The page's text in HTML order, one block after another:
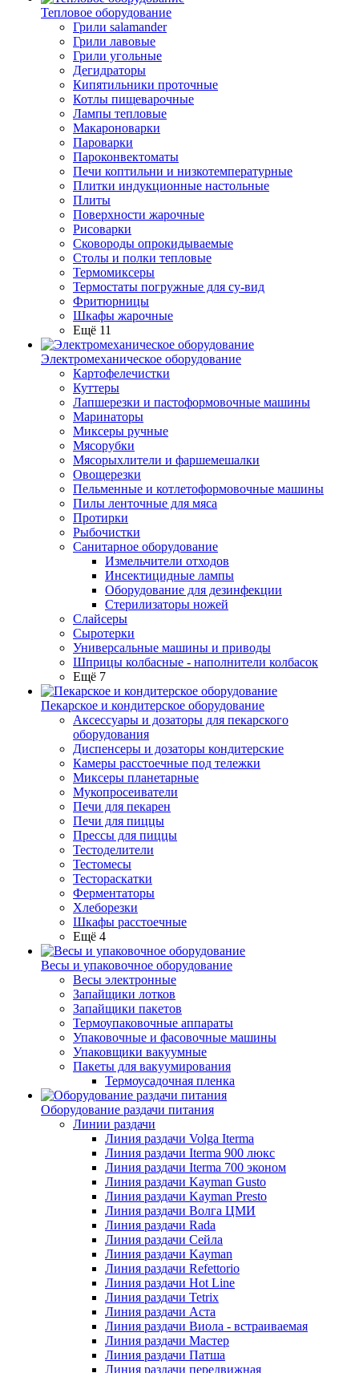
Тепловое оборудование
Грили salamander
Грили лавовые
Грили угольные
Дегидраторы
Кипятильники проточные
Котлы пищеварочные
Лампы тепловые
Макароноварки
Пароварки
Пароконвектоматы
Печи коптильни и низкотемпературные
Плитки индукционные настольные
Плиты
Поверхности жарочные
Рисоварки
Сковороды опрокидываемые
Столы и полки тепловые
Термомиксеры
Термостаты погружные для су-вид
Фритюрницы
Шкафы жарочные
Ещё 11
Электромеханическое оборудование
Картофелечистки
Куттеры
Лапшерезки и пастоформовочные машины
Маринаторы
Миксеры ручные
Мясорубки
Мясорыхлители и фаршемешалки
Овощерезки
Пельменные и котлетоформовочные машины
Пилы ленточные для мяса
Протирки
Рыбочистки
Санитарное оборудование
Измельчители отходов
Инсектицидные лампы
Оборудование для дезинфекции
Стерилизаторы ножей
Слайсеры
Сыротерки
Универсальные машины и приводы
Шприцы колбасные - наполнители колбасок
Ещё 7
Пекарское и кондитерское оборудование
Аксессуары и дозаторы для пекарского
оборудования
Диспенсеры и дозаторы кондитерские
Камеры расстоечные под тележки
Миксеры планетарные
Мукопросеиватели
Печи для пекарен
Печи для пиццы
Прессы для пиццы
Тестоделители
Тестомесы
Тестораскатки
Ферментаторы
Хлеборезки
Шкафы расстоечные
Ещё 4
Весы и упаковочное оборудование
Весы электронные
Запайщики лотков
Запайщики пакетов
Термоупаковочные аппараты
Упаковочные и фасовочные машины
Упаковщики вакуумные
Пакеты для вакуумирования
Термоусадочная пленка
Оборудование раздачи питания
Линии раздачи
Линия раздачи Volga Iterma
Линия раздачи Iterma 900 люкс
Линия раздачи Iterma 700 эконом
Линия раздачи Kayman Gusto
Линия раздачи Kayman Presto
Линия раздачи Волга ЦМИ
Линия раздачи Rada
Линия раздачи Сейла
Линия раздачи Kayman
Линия раздачи Refettorio
Линия раздачи Hot Line
Линия раздачи Tetrix
Линия раздачи Аста
Линия раздачи Виола - встраиваемая
Линия раздачи Мастер
Линия раздачи Патша
Линия раздачи передвижная